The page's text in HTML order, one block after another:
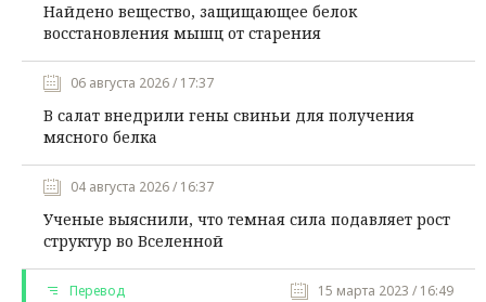
Найдено вещество, защищающее белок
восстановления мышц от старения
06 августа 2026 / 17:37
В салат внедрили гены свиньи для получения
мясного белка
04 августа 2026 / 16:37
Ученые выяснили, что темная сила подавляет рост
структур во Вселенной
Перевод 15 марта 2023 / 16:49